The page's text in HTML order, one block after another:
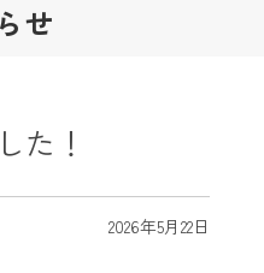
せ
た！
2026年5月22日